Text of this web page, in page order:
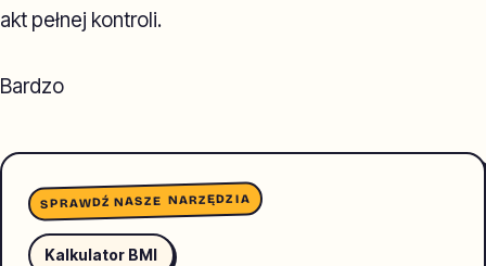
akt pełnej kontroli.
Bardzo
SPRAWDŹ NASZE NARZĘDZIA
Kalkulator BMI